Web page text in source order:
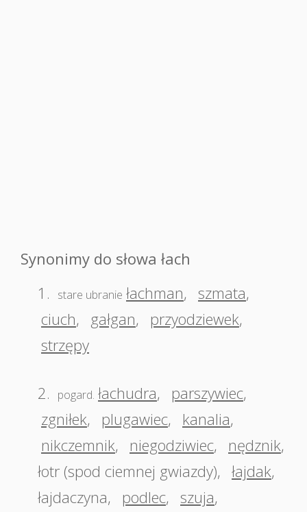
Synonimy do słowa łach
1.
stare ubranie łachman, szmata,
ciuch, gałgan, przyodziewek,
strzępy
2. pogard. łachudra, parszywiec,
zgniłek, plugawiec, kanalia,
nikczemnik, niegodziwiec, nędznik,
łotr (spod ciemnej gwiazdy), łajdak,
łajdaczyna, podlec, szuja,